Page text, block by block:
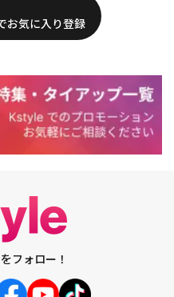
お気に入り登録
フォロー！